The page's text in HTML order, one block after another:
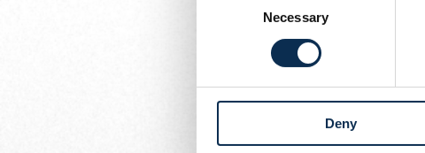
Necessary
Deny
staan. In
beslissing
Geschreven door
We wensen Tobi een